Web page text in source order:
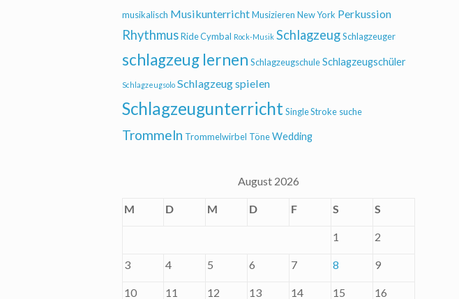
musikalisch MusikunterrichtMusizieren New York Perkussion
RhythmusRide Cymbal Rock-Musik SchlagzeugSchlagzeuger
schlagzeug lernen SchlagzeugschuleSchlagzeugschüler
Schlagzeugsolo Schlagzeug spielen
SchlagzeugunterrichtSingle Stroke suche
Trommeln Trommelwirbel TöneWedding
August 2026
M D M D F S S
1 2
3 4 5 6 7 8 9
10 11 12 13 14 15 16